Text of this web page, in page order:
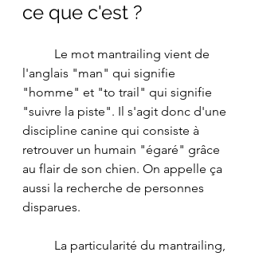
ce que c'est ?
l'anglais "man" qui signifie
"homme" et "to trail" qui signifie
"suivre la piste". Il s'agit donc d'une
discipline canine qui consiste à
retrouver un humain "égaré" grâce
au flair de son chien. On appelle ça
aussi la recherche de personnes
disparues.